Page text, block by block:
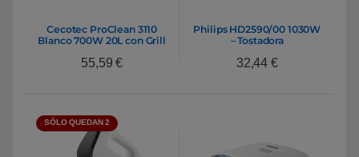
Cecotec ProClean 3110
Blanco 700W 20L con Grill
55,59€
Philips HD2590/00 1030W
– Tostadora
32,44 €
SÓLO QUEDAN 2